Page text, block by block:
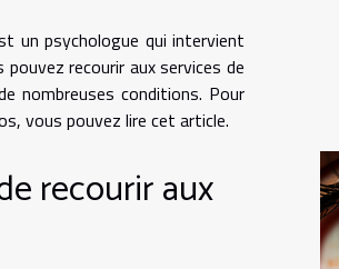
un psychologue qui intervient
pouvez recourir aux services de
nombreuses conditions. Pour
vous pouvez lire cet article.
recourir aux